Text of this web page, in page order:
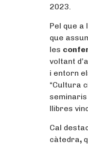
2023.
Pel que a
que
les
voltant
i entorn
“Cultura
llibres
Cal
càtedra,